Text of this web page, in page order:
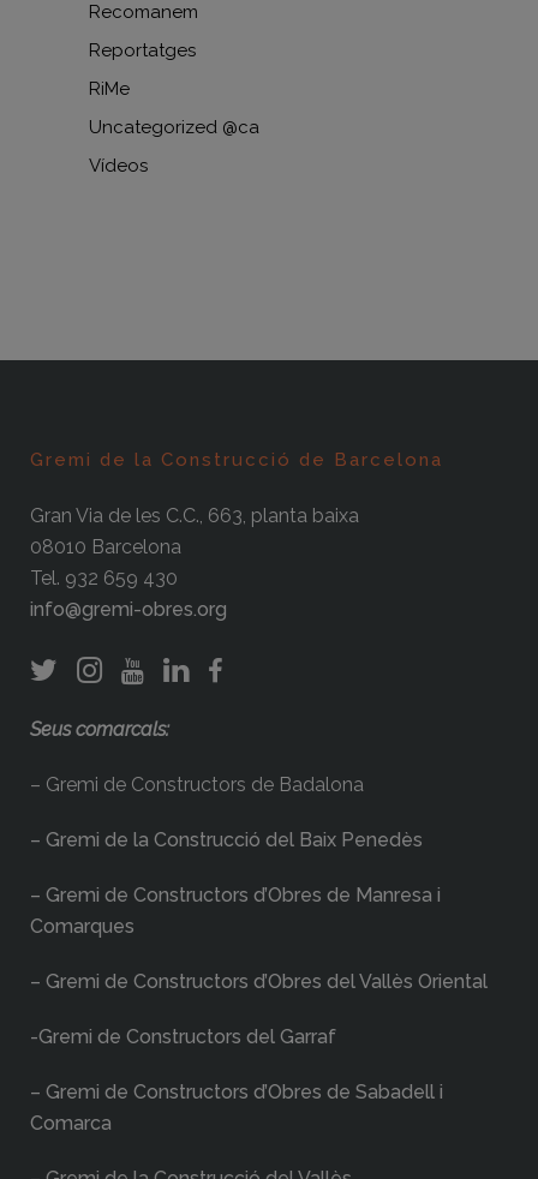
Recomanem
Reportatges
RiMe
Uncategorized @ca
Vídeos
Gremi de la Construcció de Barcelona
Gran Via de les C.C., 663, planta baixa
08010 Barcelona
Tel. 932 659 430
info@gremi-obres.org
Seus comarcals:
– Gremi de Constructors de Badalona
– Gremi de la Construcció del Baix Penedès
– Gremi de Constructors d’Obres de Manresa i
Comarques
– Gremi de Constructors d’Obres del Vallès Oriental
-Gremi de Constructors del Garraf
– Gremi de Constructors d’Obres de Sabadell i
Comarca